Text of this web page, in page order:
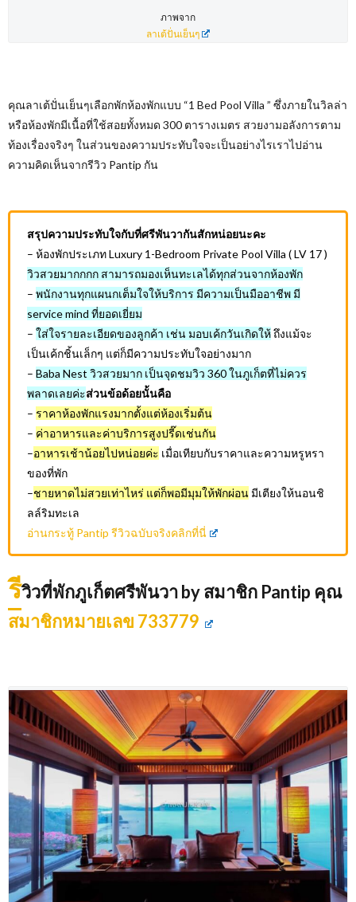
ภาพจาก
ลาเต้ปั่นเย็นๆ
คุณลาเต้ปั่นเย็นๆเลือกพักห้องพักแบบ “1 Bed Pool Villa ” ซึ่งภายในวิลล่า
หรือห้องพักมีเนื้อที่ใช้สอยทั้งหมด 300 ตารางเมตร สวยงามอลังการตาม
ท้องเรื่องจริงๆ ในส่วนของความประทับใจจะเป็นอย่างไรเราไปอ่าน
ความคิดเห็นจากรีวิว Pantip กัน
สรุปความประทับใจกับที่ศรีพันวากันสักหน่อยนะคะ
– ห้องพักประเภท Luxury 1-Bedroom Private Pool Villa ( LV 17 )
วิวสวยมากกกก สามารถมองเห็นทะเลได้ทุกส่วนจากห้องพัก
– พนักงานทุกแผนกเต็มใจให้บริการ มีความเป็นมืออาชีพ มี
service mind ที่ยอดเยี่ยม
– ใส่ใจรายละเอียดของลูกค้า เช่น มอบเค้กวันเกิดให้ถึงแม้จะ
เป็นเค้กชิ้นเล็กๆ แต่ก็มีความประทับใจอย่างมาก
– Baba Nest วิวสวยมาก เป็นจุดชมวิว 360 ในภูเก็ตที่ไม่ควร
พลาดเลยค่ะส่วนข้อด้อยนั้นคือ
– ราคาห้องพักแรงมากตั้งแต่ห้องเริ่มต้น
– ค่าอาหารและค่าบริการสูงปรี๊ดเช่นกัน
–อาหารเช้าน้อยไปหน่อยค่ะ เมื่อเทียบกับราคาและความหรูหรา
ของที่พัก
–ชายหาดไม่สวยเท่าไหร่ แต่ก็พอมีมุมให้พักผ่อนมีเตียงให้นอนชิ
ลล์ริมทะเล
อ่านกระทู้ Pantip รีวิวฉบับจริงคลิกที่นี่
รีวิวที่พักภูเก็ตศรีพันวา by สมาชิก Pantip คุณ
สมาชิกหมายเลข 733779